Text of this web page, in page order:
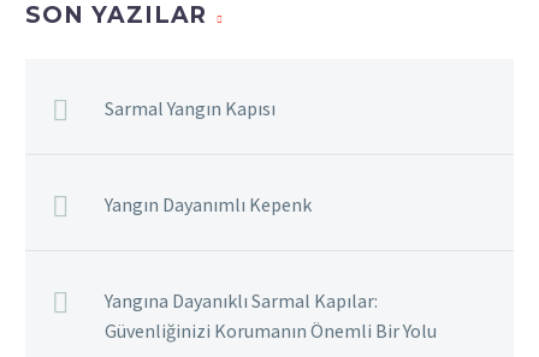
SON YAZILAR
Sarmal Yangın Kapısı
Yangın Dayanımlı Kepenk
Yangına Dayanıklı Sarmal Kapılar:
Güvenliğinizi Korumanın Önemli Bir Yolu